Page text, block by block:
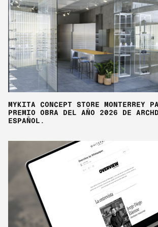
MYKITA CONCEPT STORE MONTERREY
PREMIO OBRA DEL AÑO 2026 DE
ESPAÑOL.